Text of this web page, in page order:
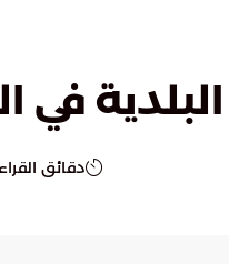
في
دقائق